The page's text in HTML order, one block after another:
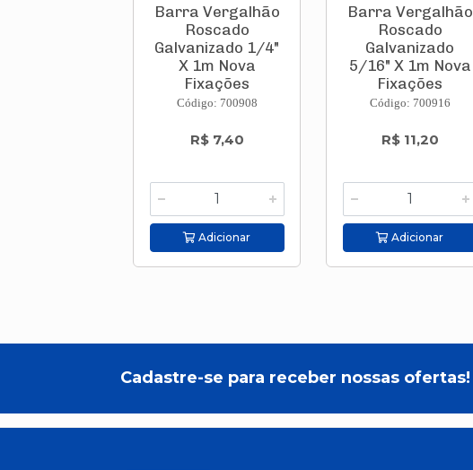
Barra Vergalhão
Roscado
Galvanizado 1/4"
X 1m Nova
Fixações
Código: 700908
R$ 7,40
Adicionar
Barra Vergalhão
Roscado
Galvanizado
5/16" X 1m Nova
Fixações
Código: 700916
R$ 11,20
Adicionar
Cadastre-se para receber nossas ofertas!